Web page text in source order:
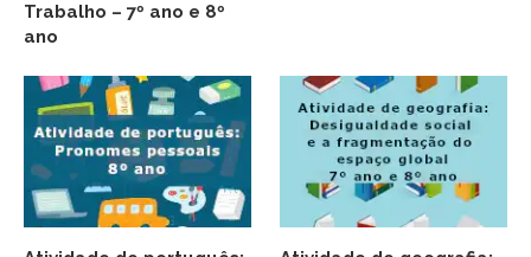
Trabalho – 7º ano e 8º
ano